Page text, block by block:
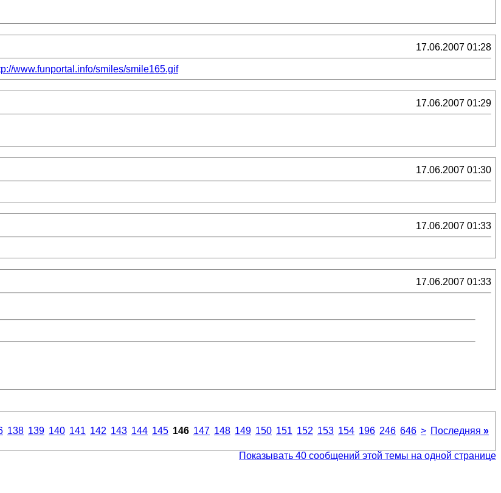
17.06.2007 01:28
www.funportal.info/smiles/smile165.gif
17.06.2007 01:29
17.06.2007 01:30
17.06.2007 01:33
17.06.2007 01:33
138 139 140 141 142 143 144 145 146 147 148 149 150 151 152 153 154 196 246 646 > Последняя »
Показывать 40 сообщений этой темы на одной странице